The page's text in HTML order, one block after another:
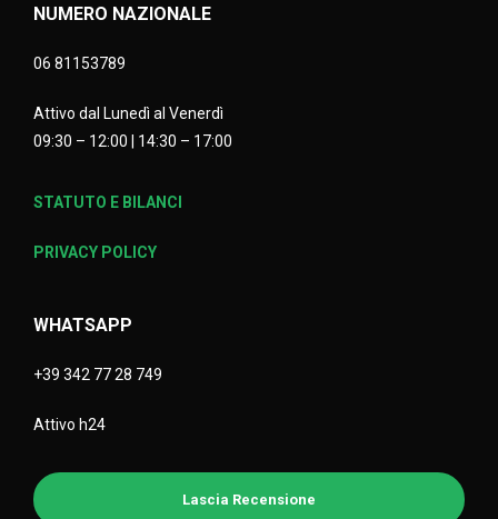
NUMERO NAZIONALE
06 81153789
Attivo dal Lunedì al Venerdì
09:30 – 12:00 | 14:30 – 17:00
STATUTO E BILANCI
PRIVACY POLICY
WHATSAPP
+39 342 77 28 749
Attivo h24
Lascia Recensione